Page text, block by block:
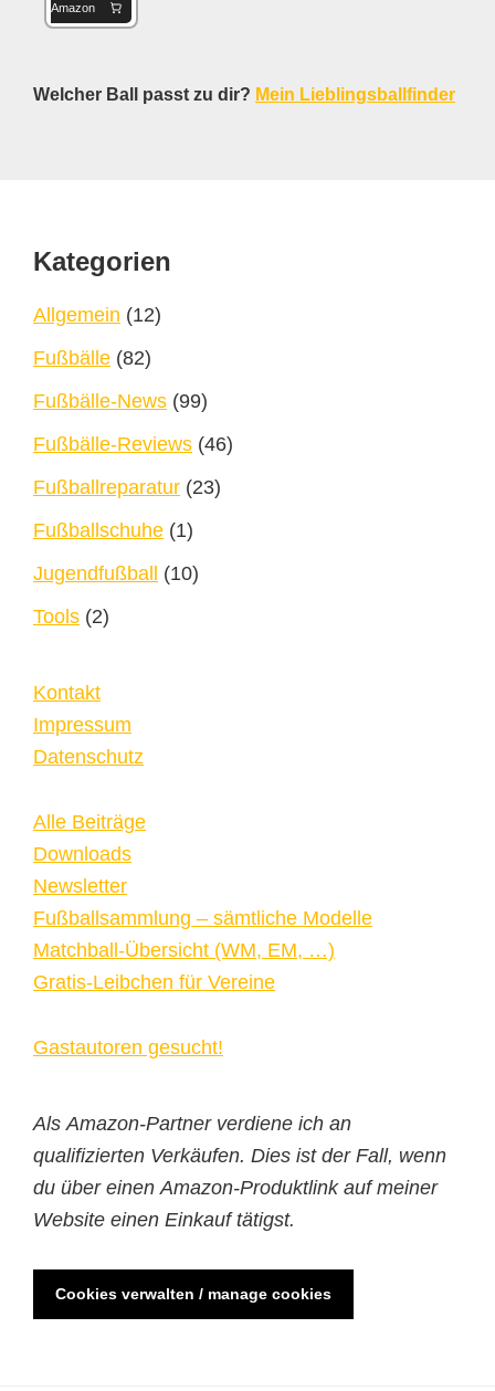
Amazon
Welcher Ball passt zu dir? Mein Lieblingsballfinder
Footer
Kategorien
Allgemein (12)
Fußbälle (82)
Fußbälle-News (99)
Fußbälle-Reviews (46)
Fußballreparatur (23)
Fußballschuhe (1)
Jugendfußball
(10)
Tools (2)
Kontakt
Impressum
Datenschutz
Alle Beiträge
Downloads
Newsletter
Fußballsammlung – sämtliche Modelle
Matchball-Übersicht (WM, EM, …)
Gratis-Leibchen für Vereine
Gastautoren gesucht!
Als Amazon-Partner verdiene ich an
qualifizierten Verkäufen. Dies ist der Fall, wenn
du über einen Amazon-Produktlink auf meiner
Website einen Einkauf tätigst.
Cookies verwalten / manage cookies